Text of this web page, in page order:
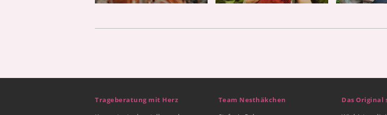
Trageberatung mit Herz
Team Nesthäkchen
Das Original